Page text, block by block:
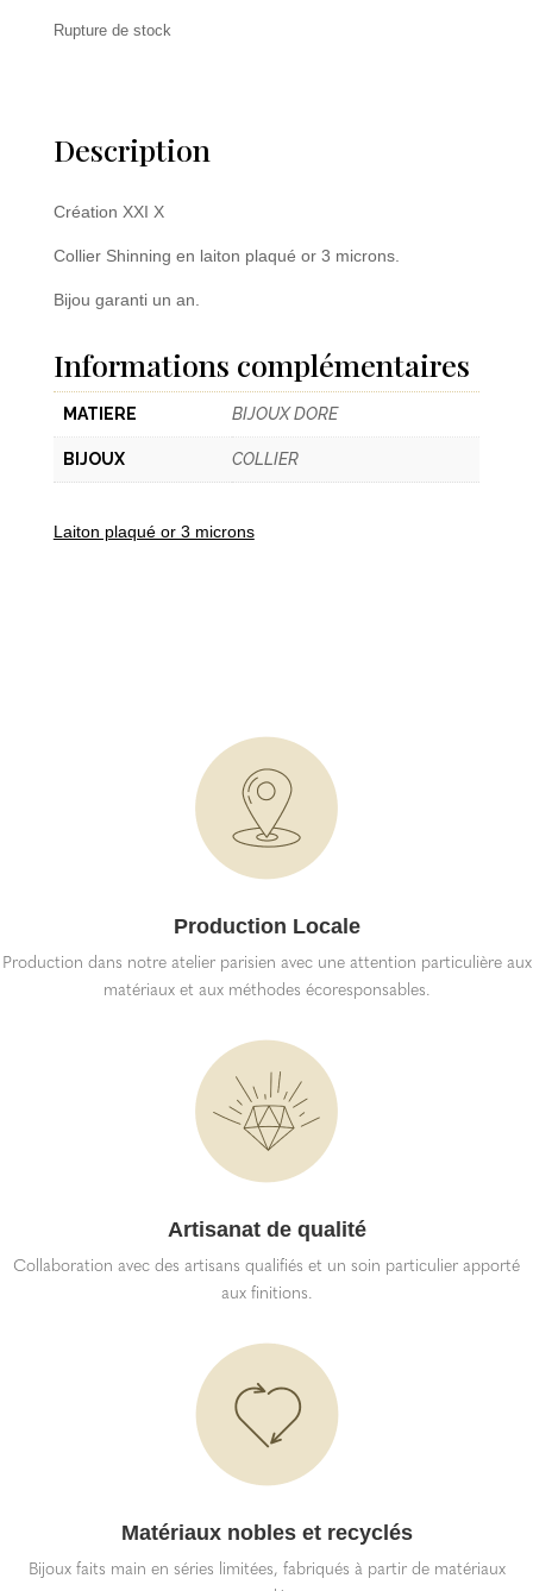
Rupture de stock
Description
Création XXI X
Collier Shinning en laiton plaqué or 3 microns.
Bijou garanti un an.
Informations complémentaires
MATIERE BIJOUX DORE
BIJOUX COLLIER
Laiton plaqué or 3 microns
Production Locale
Production dans notre atelier parisien avec une attention particulière aux
matériaux et aux méthodes écoresponsables.
Artisanat de qualité
Collaboration avec des artisans qualifiés et un soin particulier apporté
aux finitions.
Matériaux nobles et recyclés
Bijoux faits main en séries limitées, fabriqués à partir de matériaux